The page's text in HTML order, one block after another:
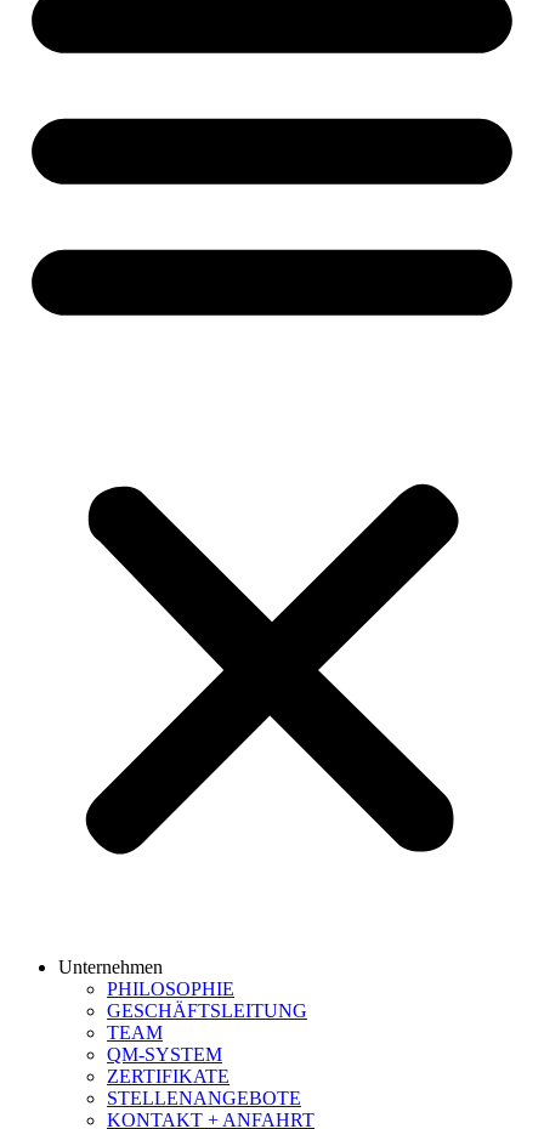
Unternehmen
PHILOSOPHIE
GESCHÄFTSLEITUNG
TEAM
QM-SYSTEM
ZERTIFIKATE
STELLENANGEBOTE
KONTAKT + ANFAHRT